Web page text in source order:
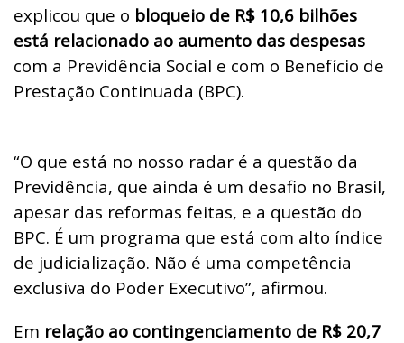
explicou que o bloqueio de R$ 10,6 bilhões
está relacionado ao aumento das despesas
com a Previdência Social e com o Benefício de
Prestação Continuada (BPC).
“O que está no nosso radar é a questão da
Previdência, que ainda é um desafio no Brasil,
apesar das reformas feitas, e a questão do
BPC. É um programa que está com alto índice
de judicialização. Não é uma competência
exclusiva do Poder Executivo”, afirmou.
Em relação ao contingenciamento de R$ 20,7